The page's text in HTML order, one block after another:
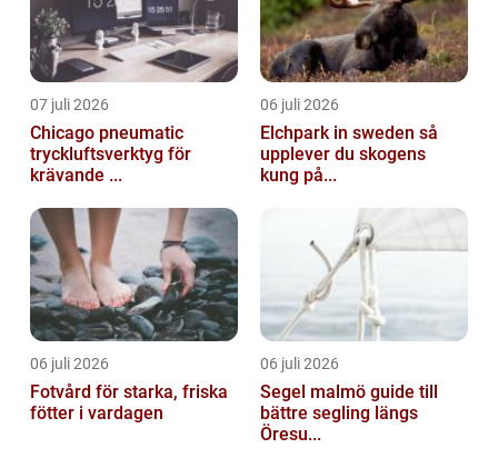
07 juli 2026
Chicago pneumatic
tryckluftsverktyg för
krävande ...
06 juli 2026
Elchpark in sweden så
upplever du skogens
kung på...
06 juli 2026
Fotvård för starka, friska
fötter i vardagen
06 juli 2026
Segel malmö guide till
bättre segling längs
Öresu...